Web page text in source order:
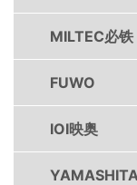
MILTEC必铁
FUWO
IOI映奥